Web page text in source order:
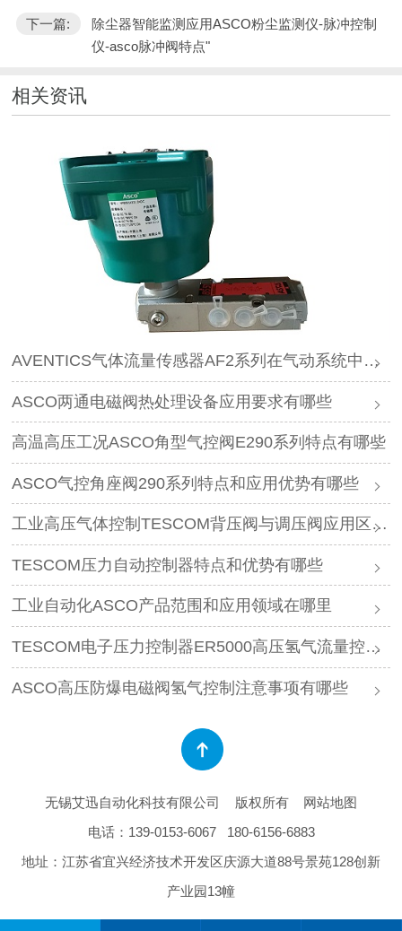
下一篇:
除尘器智能监测应用ASCO粉尘监测仪-脉冲控制
仪-asco脉冲阀特点"
相关资讯
AVENTICS气体流量传感器AF2系列在气动系统中作用是什么
ASCO两通电磁阀热处理设备应用要求有哪些
高温高压工况ASCO角型气控阀E290系列特点有哪些
ASCO气控角座阀290系列特点和应用优势有哪些
工业高压气体控制TESCOM背压阀与调压阀应用区别是什么
TESCOM压力自动控制器特点和优势有哪些
工业自动化ASCO产品范围和应用领域在哪里
TESCOM电子压力控制器ER5000高压氢气流量控制特点
ASCO高压防爆电磁阀氢气控制注意事项有哪些
无锡艾迅自动化科技有限公司 版权所有
网站地图
电话： 139-0153-6067
180-6156-6883
地址：江苏省宜兴经济技术开发区庆源大道88号景苑128创新
产业园13幢